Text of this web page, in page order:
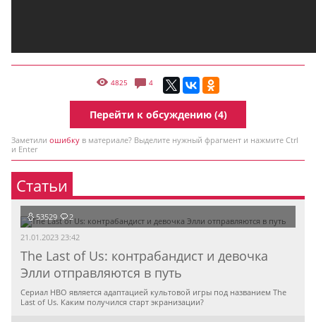
4825 4
Перейти к обсуждению (4)
Заметили ошибку в материале? Выделите нужный фрагмент и нажмите Ctrl
и Enter
Статьи
53529 2
21.01.2023 23:42
The Last of Us: контрабандист и девочка
Элли отправляются в путь
Сериал HBO является адаптацией культовой игры под названием The
Last of Us. Каким получился старт экранизации?